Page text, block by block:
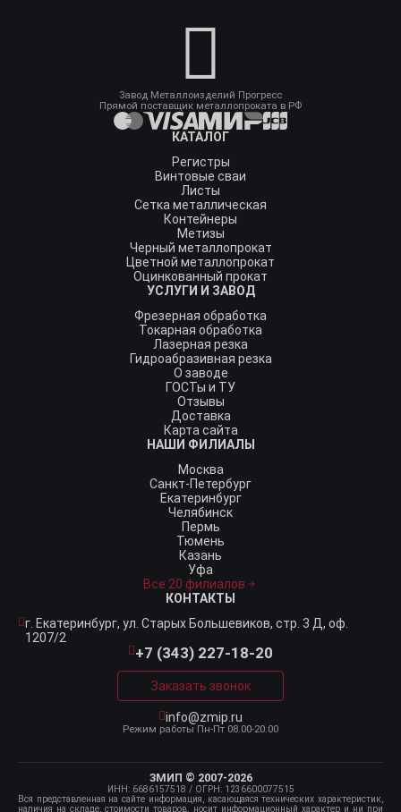
Завод Металлоизделий Прогресс
Прямой поставщик металлопроката в РФ
КАТАЛОГ
Регистры
Винтовые сваи
Листы
Сетка металлическая
Контейнеры
Метизы
Черный металлопрокат
Цветной металлопрокат
Оцинкованный прокат
УСЛУГИ И ЗАВОД
Фрезерная обработка
Токарная обработка
Лазерная резка
Гидроабразивная резка
О заводе
ГОСТы и ТУ
Отзывы
Доставка
Карта сайта
НАШИ ФИЛИАЛЫ
Москва
Санкт-Петербург
Екатеринбург
Челябинск
Пермь
Тюмень
Казань
Уфа
Все 20 филиалов
КОНТАКТЫ
г. Екатеринбург, ул. Старых Большевиков, стр. 3 Д, оф.
1207/2
+7 (343) 227-18-20
Заказать звонок
info@zmip.ru
Режим работы Пн-Пт 08.00-20.00
ЗМИП © 2007-2026
ИНН: 6686157518 / ОГРН: 1236600077515
Вся представленная на сайте информация, касающаяся технических характеристик,
наличия на складе, стоимости товаров, носит информационный характер и ни при